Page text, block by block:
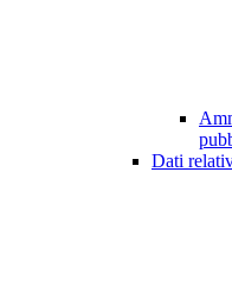
Dati